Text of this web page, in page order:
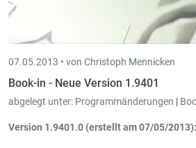
07.05.2013 • von Christoph Mennicken
Book-in - Neue Version 1.9401
abgelegt unter: Programmänderungen |
Version 1.9401.0 (erstellt am 07/05/2013):